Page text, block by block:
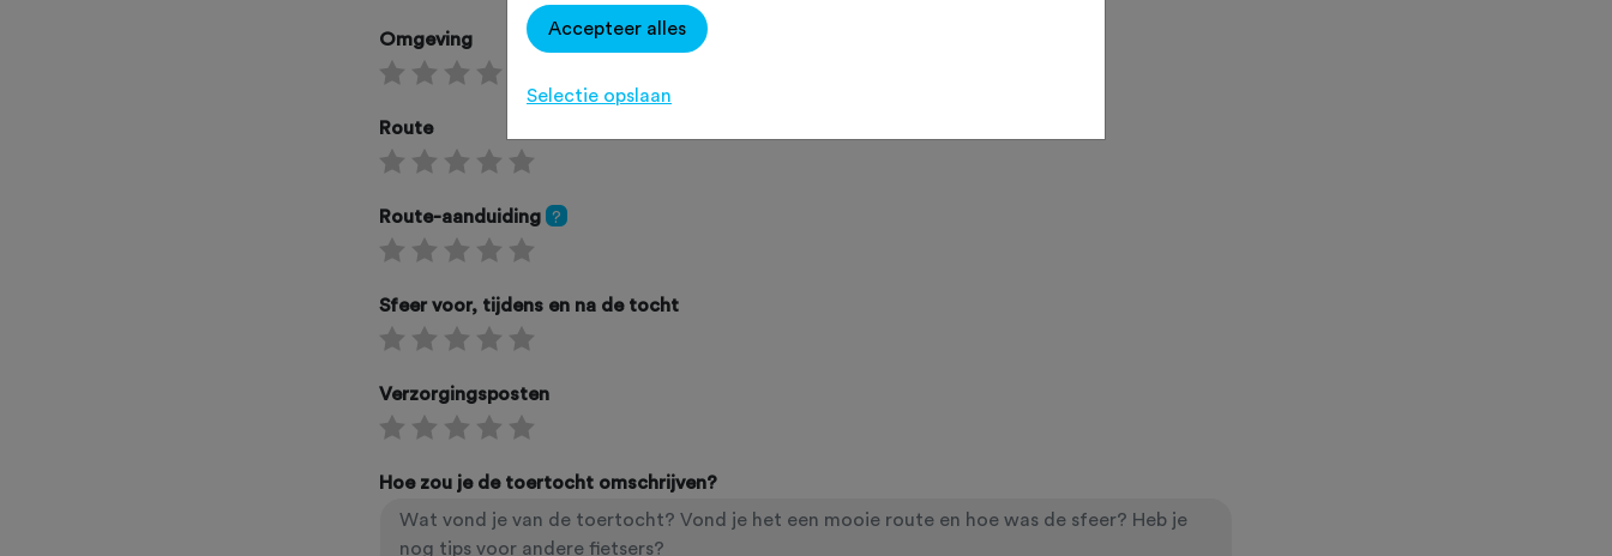
Omgeving
Route
Route-aanduiding ?
Sfeer voor, tijdens en na de tocht
Verzorgingsposten
Hoe zou je de toertocht omschrijven?
Accepteer alles
Selectie opslaan